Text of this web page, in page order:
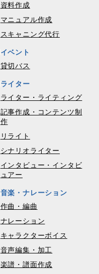
資料作成
マニュアル作成
スキャニング代行
イベント
貸切バス
ライター
ライター・ライティング
記事作成・コンテンツ制
作
リライト
シナリオライター
インタビュー・インタビ
ュアー
音楽・ナレーション
作曲・編曲
ナレーション
キャラクターボイス
音声編集・加工
楽譜・譜面作成